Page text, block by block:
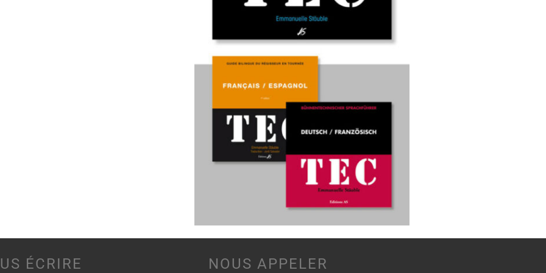
ÉCRIRE NOUS APPELER